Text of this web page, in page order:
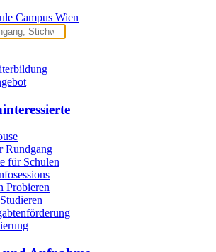
Rundgang
für Schulen
Probieren